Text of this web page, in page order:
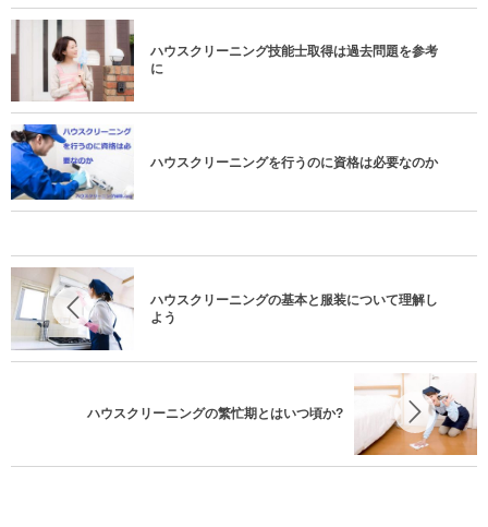
ハウスクリーニング技能士取得は過去問題を参考
に
ハウスクリーニングを行うのに資格は必要なのか
ハウスクリーニングの基本と服装について理解し
よう
ハウスクリーニングの繁忙期とはいつ頃か?